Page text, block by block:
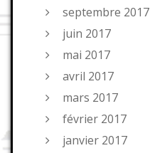
septembre 2017
juin 2017
mai 2017
avril 2017
mars 2017
février 2017
janvier 2017